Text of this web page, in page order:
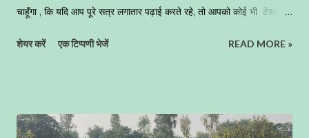
चाहूॅंगा , कि यदि आप पूरे सत्र लगातार पढ़ाई करते रहे, तो आपको कोई भी टेंशन
उसका अच्छे से रिवीजन कर लेना है । जिन बच्चों ने पूरे सत्र अच्छे से पढ़ाई नहीं की
जिंदगी यह मलाल रहेगा कि काश अच्छे से मेहनत कर ली होती, तो आज इस मार्कशीट
शेयर करें एक टिप्पणी भेजें READ MORE »